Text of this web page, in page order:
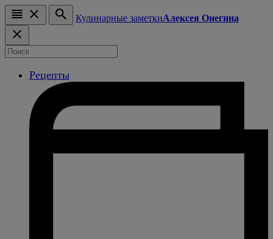
Кулинарные заметкиАлексея Онегина
Рецепты